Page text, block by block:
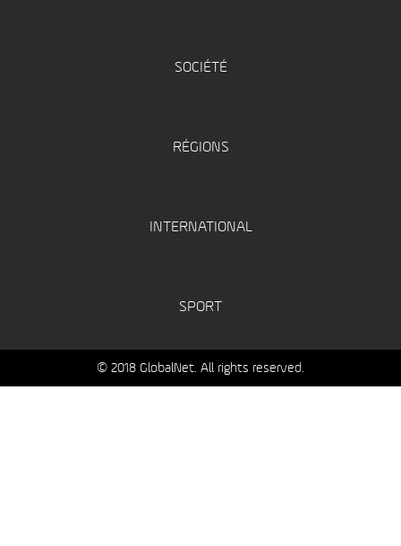
SOCIÉTÉ
RÉGIONS
INTERNATIONAL
SPORT
© 2018 GlobalNet. All rights reserved.